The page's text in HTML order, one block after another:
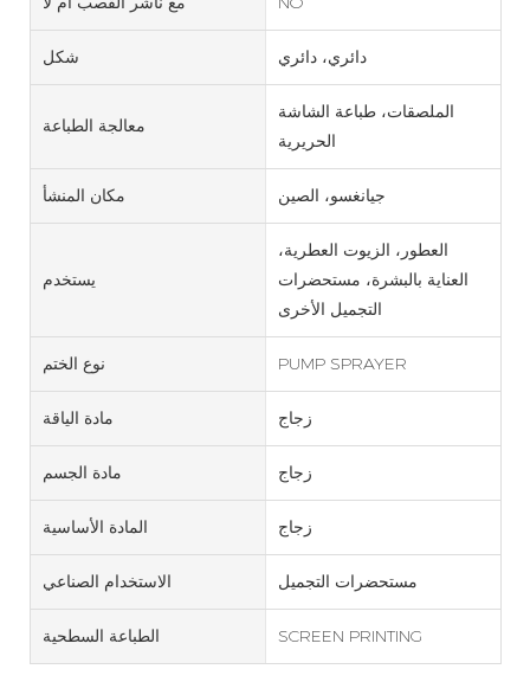
شكل دائري، دائري
معالجة الطباعة
الملصقات، طباعة الشاشة
الحريرية
مكان المنشأ جيانغسو، الصين
يستخدم
العطور، الزيوت العطرية،
العناية بالبشرة، مستحضرات
التجميل الأخرى
نوع الختم PUMP SPRAYER
مادة الياقة زجاج
مادة الجسم زجاج
المادة الأساسية زجاج
الاستخدام الصناعي مستحضرات التجميل
الطباعة السطحية SCREEN PRINTING